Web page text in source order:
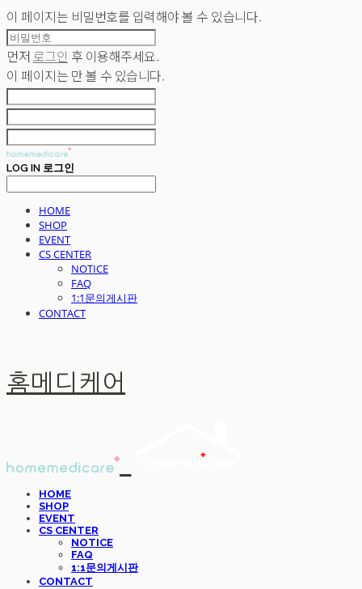
이 페이지는 비밀번호를 입력해야 볼 수 있습니다.
먼저 로그인 후 이용해주세요.
이 페이지는 만 볼 수 있습니다.
LOG IN 로그인
HOME
SHOP
EVENT
CS CENTER
NOTICE
FAQ
1:1문의게시판
CONTACT
홈메디케어
HOME
SHOP
EVENT
CS CENTER
NOTICE
FAQ
1:1문의게시판
CONTACT